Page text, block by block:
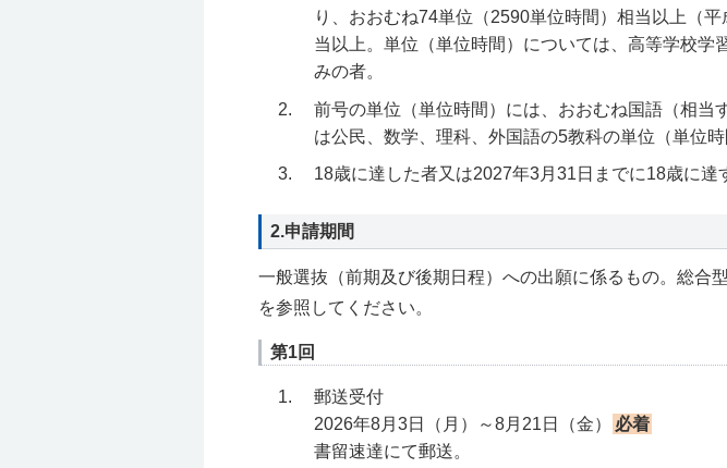
り、おおむね74単位（2590単位時間）相当以上（
当以上。単位（単位時間）については、高等学校
みの者。
前号の単位（単位時間）には、おおむね国語（相当
は公民、数学、理科、外国語の5教科の単位（単位時
18歳に達した者又は2027年3月31日までに18歳に達
2.申請期間
一般選抜（前期及び後期日程）への出願に係るもの。総合
を参照してください。
第1回
郵送受付
2026年8月3日（月）～8月21日（金）
必着
書留速達にて郵送。